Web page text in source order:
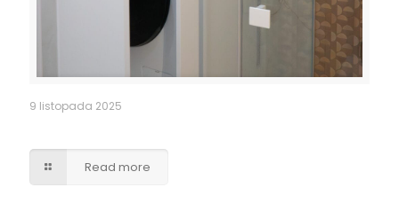
9 listopada 2025
Read more